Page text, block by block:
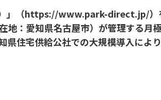
」（https://www.park-direct.jp/）
：愛知県名古屋市）が管理する月
住宅供給公社での大規模導入によ